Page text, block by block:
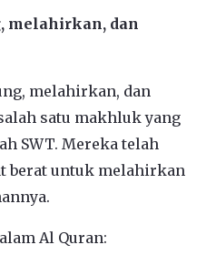
melahirkan, dan
melahirkan, dan
satu makhluk yang
SWT. Mereka telah
berat untuk melahirkan
Al Quran: